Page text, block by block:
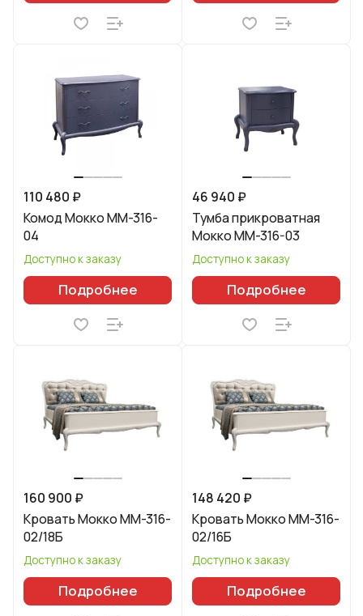
110 480 ₽
Комод Мокко ММ-316-
04
Доступно к заказу
Подробнее
46 940 ₽
Тумба прикроватная
Мокко ММ-316-03
Доступно к заказу
Подробнее
160 900 ₽
Кровать Мокко ММ-316-
02/18Б
Доступно к заказу
Подробнее
148 420 ₽
Кровать Мокко ММ-316-
02/16Б
Доступно к заказу
Подробнее